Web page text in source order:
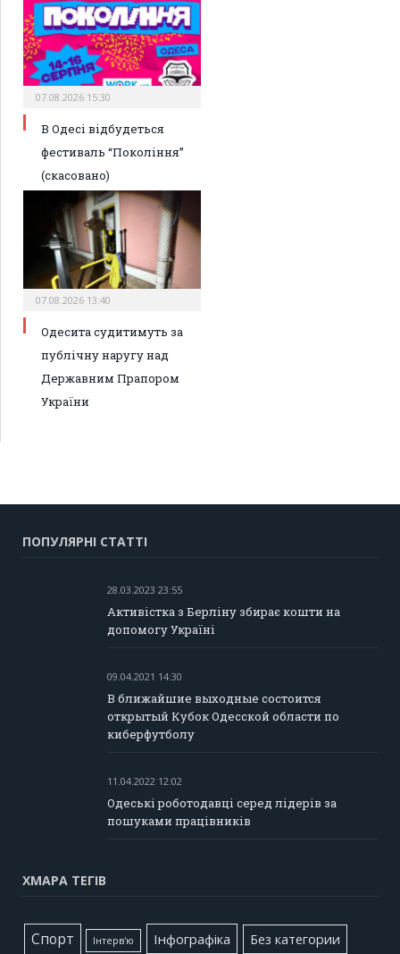
07.08.2026 15:30
В Одесі відбудеться
фестиваль “Покоління”
(скасовано)
07.08.2026 13:40
Одесита судитимуть за
публічну наругу над
Державним Прапором
України
ПОПУЛЯРНІ СТАТТІ
28.03.2023 23:55
Активістка з Берліну збирає кошти на
допомогу Україні
09.04.2021 14:30
В ближайшие выходные состоится
открытый Кубок Одесской области по
киберфутболу
11.04.2022 12:02
Одеські роботодавці серед лідерів за
пошуками працівників
ХМАРА ТЕГІВ
Cпорт Інтерв'ю Інфографіка Без категории